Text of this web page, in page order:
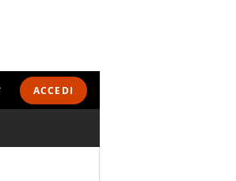
ACCEDI